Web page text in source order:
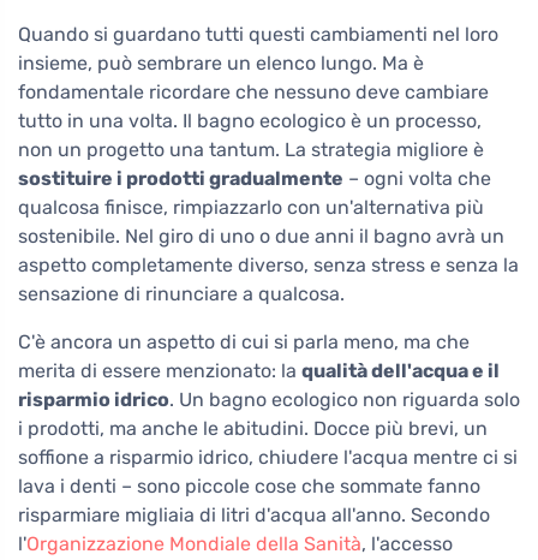
Quando si guardano tutti questi cambiamenti nel loro
insieme, può sembrare un elenco lungo. Ma è
fondamentale ricordare che nessuno deve cambiare
tutto in una volta. Il bagno ecologico è un processo,
non un progetto una tantum. La strategia migliore è
sostituire i prodotti gradualmente – ogni volta che
qualcosa finisce, rimpiazzarlo con un'alternativa più
sostenibile. Nel giro di uno o due anni il bagno avrà un
aspetto completamente diverso, senza stress e senza la
sensazione di rinunciare a qualcosa.
C'è ancora un aspetto di cui si parla meno, ma che
merita di essere menzionato: la qualità dell'acqua e il
risparmio idrico. Un bagno ecologico non riguarda solo
i prodotti, ma anche le abitudini. Docce più brevi, un
soffione a risparmio idrico, chiudere l'acqua mentre ci si
lava i denti – sono piccole cose che sommate fanno
risparmiare migliaia di litri d'acqua all'anno. Secondo
l'Organizzazione Mondiale della Sanità, l'accesso